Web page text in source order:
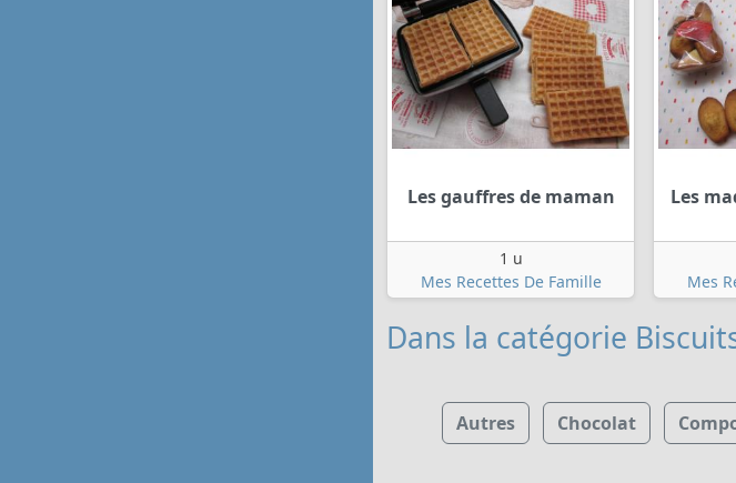
Les gauffres de maman
1 u
Mes Recettes De Famille
Les
Mes
Dans la catégorie
Autres Chocolat